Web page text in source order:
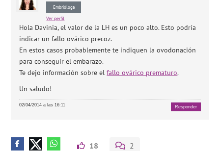
Embrióloga
Ver perfil
Hola Davinia, el valor de la LH es un poco alto. Esto podría
indicar un fallo ovárico precoz.
En estos casos probablemente te indiquen la ovodonación
para conseguir el embarazo.
Te dejo información sobre elfallo ovárico prematuro.
Un saludo!
02/04/2014 a las 16:11 Responder
18 2